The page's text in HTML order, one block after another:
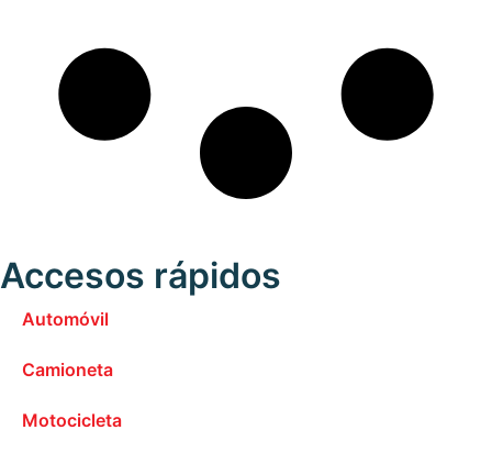
Accesos rápidos
Automóvil
Camioneta
Motocicleta